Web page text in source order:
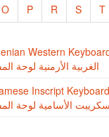
O P R S T
Western
الغربية اﻷرمنية لوحة
Inscript Keyboard
اﻷسامية لوحة